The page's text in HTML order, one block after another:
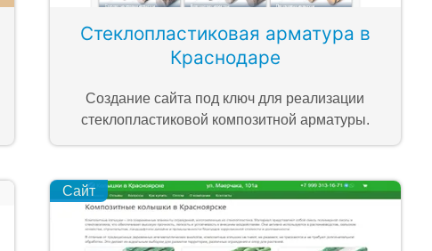
Стеклопластиковая арматура в
Краснодаре
Создание сайта под ключ для реализации
стеклопластиковой композитной арматуры.
Сайт